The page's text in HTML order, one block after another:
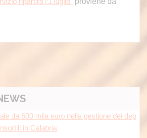
ripartirà l’1 luglio”
da 600 mila euro nella gestione dei dep
in Calabria